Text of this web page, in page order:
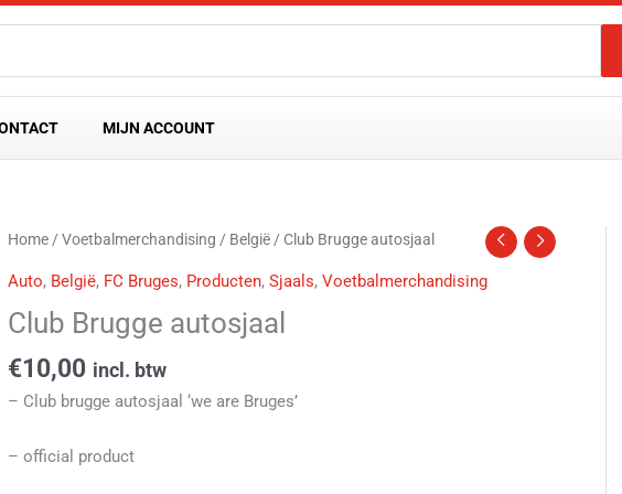
MIJN ACCOUNT
Home /Voetbalmerchandising / België / Club Brugge autosjaal
Auto, België, FC Bruges, Producten,Sjaals,Voetbalmerchandising
Club Brugge autosjaal
€10,00 incl. btw
– Club brugge autosjaal ‘we are Bruges’
– official product